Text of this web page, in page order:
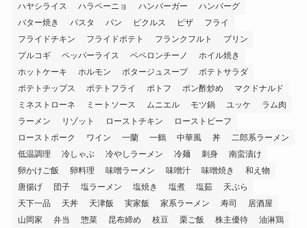
ハヤシライス
ハラペーニョ ハンバーガー
ハンバーグ
バター焼き
パスタ パン ピクルス ピザ
フライ
フライドチキン
フライドポテト フランクフルト
プリン
プルコギ
ペッパーライス ペペロンチーノ
ホイル焼き
ホットケーキ
ホルモン ポタージュスープ
ポテトサラダ
ポテトチップス
ポテトフライ ポトフ ポン酢炒め
マクドナルド
ミネストローネ
ミートソース ムニエル モツ鍋 ユッケ
ラム肉
ラーメン
リゾット ローストチキン
ローストビーフ
ローストポーク
ワイン 一蘭 一鶴 中華風 丼
二郎系ラーメン
低温調理
冷しゃぶ 冷やしラーメン 冷麺 刺身
南蛮漬け
卵かけご飯
卵料理 味噌ラーメン 味噌汁 味噌焼き
和え物
唐揚げ
団子 塩ラーメン 塩焼き 塩煮 塩茹
天ぷら
天下一品
天丼 天津飯 実家飯 家系ラーメン 寿司
居酒屋
山岡家
弁当 惣菜 昆布締め 枝豆 栗ご飯 株主優待 油淋鶏